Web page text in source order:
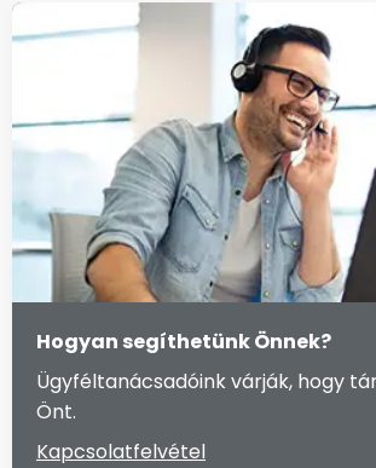
Hogyan segíthetünk Önnek?
Ügyféltanácsadóink várják, hogy
Önt.
Kapcsolatfelvétel